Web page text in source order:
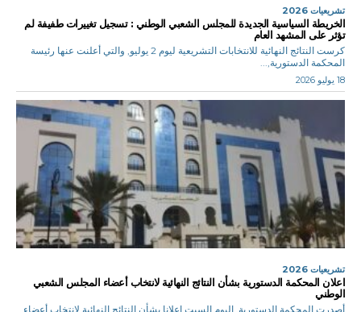
تشريعيات 2026
الخريطة السياسية الجديدة للمجلس الشعبي الوطني : تسجيل تغييرات طفيفة لم
تؤثر على المشهد العام
كرست النتائج النهائية للانتخابات التشريعية ليوم 2 يوليو, والتي أعلنت عنها رئيسة
المحكمة الدستورية,...
18 يوليو 2026
تشريعيات 2026
اعلان المحكمة الدستورية بشأن النتائج النهائية لانتخاب أعضاء المجلس الشعبي
الوطني
أصدرت المحكمة الدستورية, اليوم السبت إعلانا بشأن النتائج النهائية لانتخاب أعضاء